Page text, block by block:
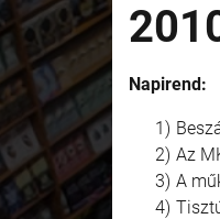
Napirend:
Az
A